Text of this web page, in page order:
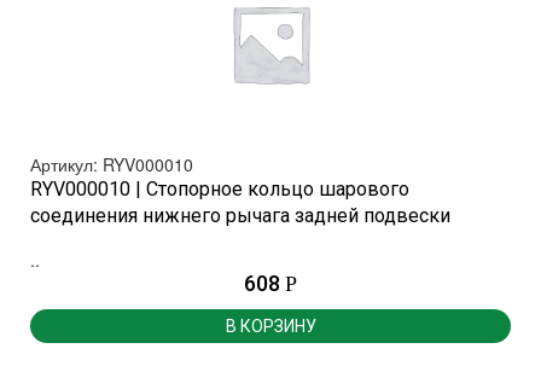
Артикул: RYV000010
RYV000010 | Стопорное кольцо шарового
соединения нижнего рычага задней подвески
..
608 Р
В КОРЗИНУ